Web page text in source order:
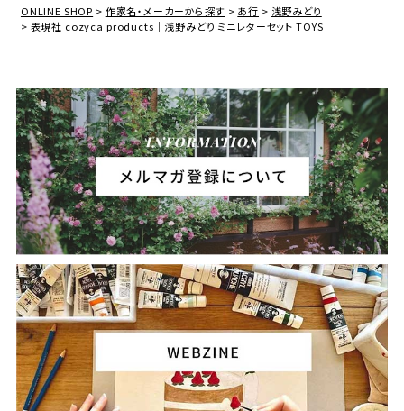
ONLINE SHOP
作家名・メーカーから探す あ行
浅野みどり
表現社 cozyca products｜浅野みどり ミニレターセット TOYS